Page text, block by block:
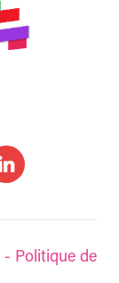
- Politique de